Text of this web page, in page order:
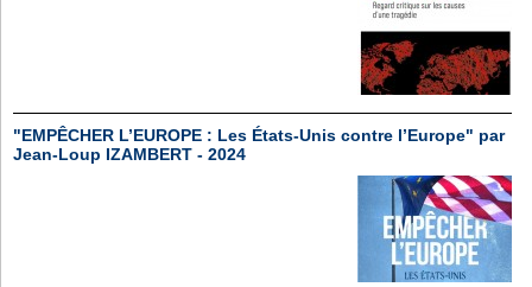
"EMPÊCHER L’EUROPE : Les États-Unis contre l’Europe" par
Jean-Loup IZAMBERT - 2024